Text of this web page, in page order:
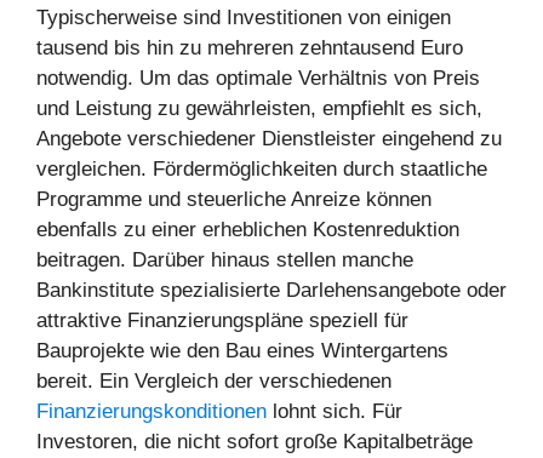
Typischerweise sind Investitionen von einigen
tausend bis hin zu mehreren zehntausend Euro
notwendig. Um das optimale Verhältnis von Preis
und Leistung zu gewährleisten, empfiehlt es sich,
Angebote verschiedener Dienstleister eingehend zu
vergleichen. Fördermöglichkeiten durch staatliche
Programme und steuerliche Anreize können
ebenfalls zu einer erheblichen Kostenreduktion
beitragen. Darüber hinaus stellen manche
Bankinstitute spezialisierte Darlehensangebote oder
attraktive Finanzierungspläne speziell für
Bauprojekte wie den Bau eines Wintergartens
bereit. Ein Vergleich der verschiedenen
Finanzierungskonditionen lohnt sich. Für
Investoren, die nicht sofort große Kapitalbeträge